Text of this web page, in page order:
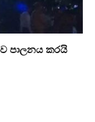
පාලනය කරයි